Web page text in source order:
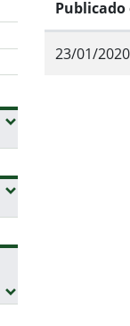
SUBMENUS)
Publicado
23/01/